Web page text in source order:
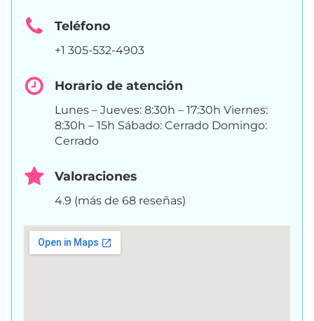
Teléfono
+1 305-532-4903
Horario de atención
Lunes – Jueves: 8:30h – 17:30h Viernes:
8:30h – 15h Sábado: Cerrado Domingo:
Cerrado
Valoraciones
4.9 (más de 68 reseñas)